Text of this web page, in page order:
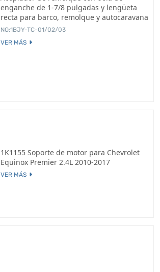
enganche de 1-7/8 pulgadas y lengüeta
recta para barco, remolque y autocaravana
NO:1BJY-TC-01/02/03
VER MÁS
1K1155 Soporte de motor para Chevrolet
Equinox Premier 2.4L 2010-2017
VER MÁS